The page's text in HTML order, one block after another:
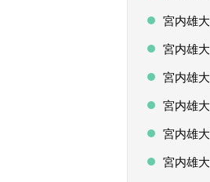
宮内雄
宮内雄
宮内雄
宮内雄
宮内雄
宮内雄